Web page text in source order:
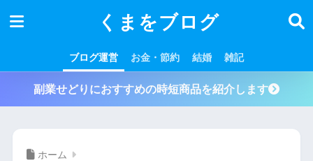
くまをブログ
ブログ運営 お金・節約 結婚 雑記
副業せどりにおすすめの時短商品を紹介します
ホーム